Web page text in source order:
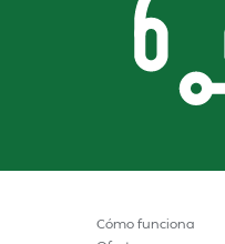
Cómo funciona